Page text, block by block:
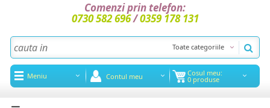
Comenzi prin telefon:
0730 582 696/0359 178 131
Toate categoriile
Meniu Contul meu Cosul meu:
0 produse